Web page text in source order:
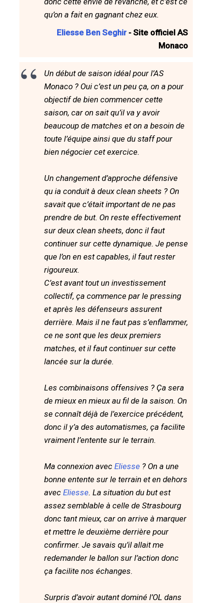
qu’on a fait en gagnant chez eux.
Eliesse Ben Seghir- Site officiel AS
Monaco
Un début de saison idéal pour l’AS
Monaco ? Oui c’est un peu ça, on a pour
objectif de bien commencer cette
saison, car on sait qu’il va y avoir
beaucoup de matches et on a besoin de
toute l’équipe ainsi que du staff pour
bien négocier cet exercice.
Un changement d’approche défensive
qu ia conduit à deux clean sheets ? On
savait que c’était important de ne pas
prendre de but. On reste effectivement
sur deux clean sheets, donc il faut
continuer sur cette dynamique. Je pense
que l’on en est capables, il faut rester
rigoureux.
C’est avant tout un investissement
collectif, ça commence par le pressing
et après les défenseurs assurent
derrière. Mais il ne faut pas s’enflammer,
ce ne sont que les deux premiers
matches, et il faut continuer sur cette
lancée sur la durée.
Les combinaisons offensives ? Ça sera
de mieux en mieux au fil de la saison. On
se connaît déjà de l’exercice précédent,
donc il y’a des automatismes, ça facilite
vraiment l’entente sur le terrain.
Ma connexion avec Eliesse ? On a une
bonne entente sur le terrain et en dehors
avec Eliesse. La situation du but est
assez semblable à celle de Strasbourg
donc tant mieux, car on arrive à marquer
et mettre le deuxième derrière pour
confirmer. Je savais qu’il allait me
redemander le ballon sur l’action donc
ça facilite nos échanges.
Surpris d’avoir autant dominé l’OL dans